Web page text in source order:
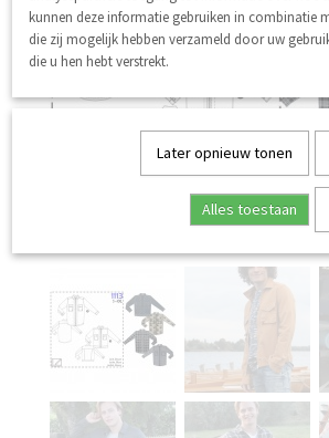
kunnen deze informatie gebruiken in combinatie
die zij mogelijk hebben verzameld door uw
die u hen hebt verstrekt.
Later opnieuw tonen
Alles toestaan